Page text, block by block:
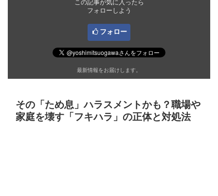
この記事が気に入ったら
フォローしよう
フォロー
最新情報をお届けします。
その「ため息」ハラスメントかも？職場や
家庭を壊す「フキハラ」の正体と対処法